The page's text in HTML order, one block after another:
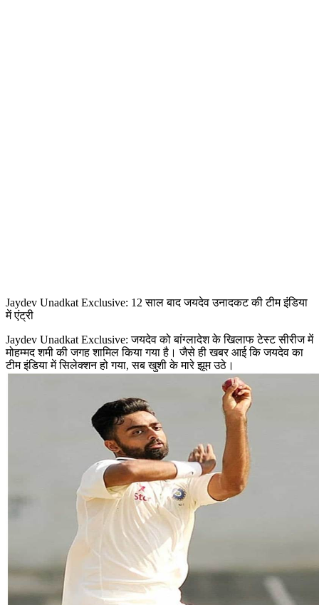
Jaydev Unadkat Exclusive: 12 साल बाद जयदेव उनादकट की टीम इंडिया
में एंट्री
Jaydev Unadkat Exclusive: जयदेव को बांग्लादेश के खिलाफ टेस्ट सीरीज में
मोहम्मद शमी की जगह शामिल किया गया है। जैसे ही खबर आई कि जयदेव का
टीम इंडिया में सिलेक्शन हो गया, सब खुशी के मारे झूम उठे।